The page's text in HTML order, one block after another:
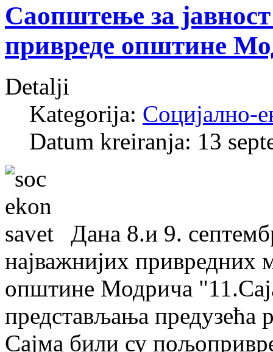
Саопштење за
привреде општине
Detalji
Kategorija: Социјално-
Datum kreiranja: 13
Дана 8.и 9.
најважнијих привредних
општине Модрича
представљања предузећа
Сајма били су